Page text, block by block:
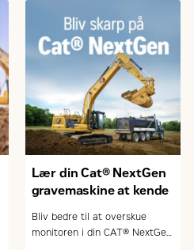
Lær din Cat® NextGen
gravemaskine at kende
Bliv bedre til at overskue
monitoren i din CAT® NextGen